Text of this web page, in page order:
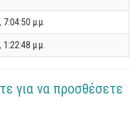
7:04:50 μ.μ.
1:22:48 μ.μ.
για να προσθέσετε